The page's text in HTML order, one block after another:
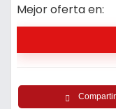
Mejor oferta en:
Compartir